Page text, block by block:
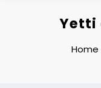
Yetti
Home